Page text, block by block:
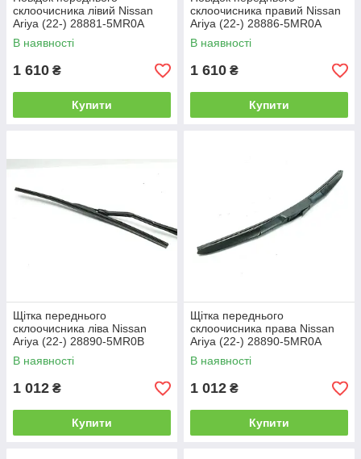
склоочисника лівий Nissan
Ariya (22-) 28881-5MR0A
В наявності
1 610 ₴
Купити
склоочисника правий Nissan
Ariya (22-) 28886-5MR0A
В наявності
1 610 ₴
Купити
Щітка переднього
склоочисника ліва Nissan
Ariya (22-) 28890-5MR0B
В наявності
1 012 ₴
Купити
Щітка переднього
склоочисника права Nissan
Ariya (22-) 28890-5MR0A
В наявності
1 012 ₴
Купити